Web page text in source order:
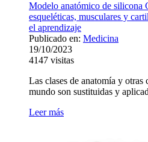
Modelo anatómico de silicona
esqueléticas, musculares y
el aprendizaje
Publicado en: Medicina
19/10/2023
4147 visitas
Las clases de anatomía y otras
mundo son sustituidas y
Leer más